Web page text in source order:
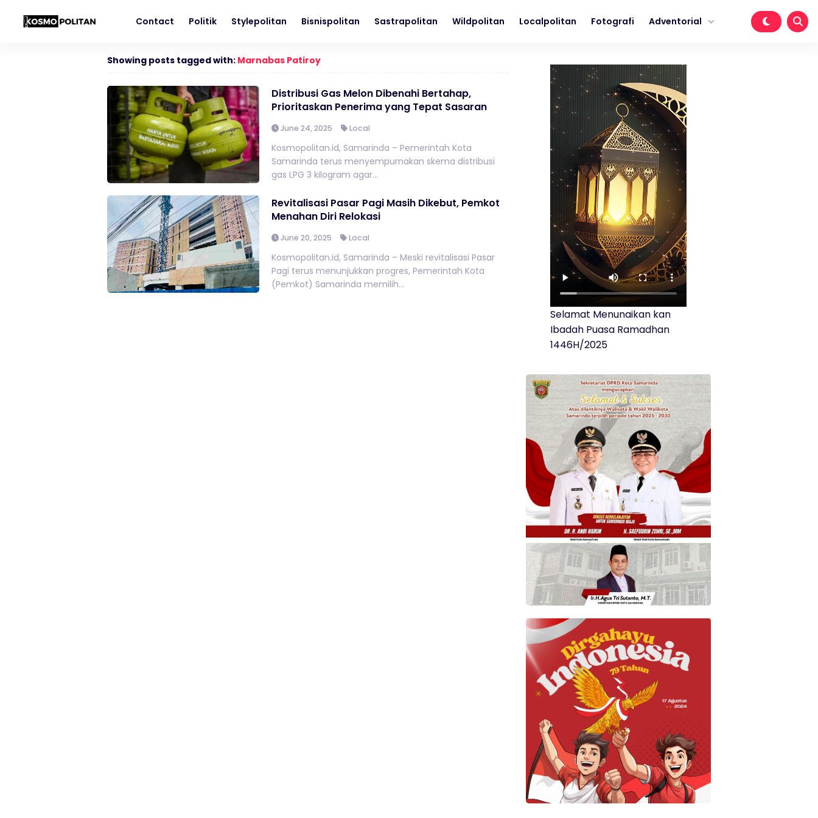
Contact Politik Stylepolitan Bisnispolitan Sastrapolitan Wildpolitan Localpolitan Fotografi Adventorial
Showing posts tagged with: Marnabas Patiroy
Distribusi Gas Melon Dibenahi Bertahap,
Prioritaskan Penerima yang Tepat Sasaran
June 24, 2025 Local
Kosmopolitan.id, Samarinda – Pemerintah Kota
Samarinda terus menyempurnakan skema distribusi
gas LPG 3 kilogram agar...
Revitalisasi Pasar Pagi Masih Dikebut, Pemkot
Menahan Diri Relokasi
June 20, 2025 Local
Kosmopolitan.id, Samarinda – Meski revitalisasi Pasar
Pagi terus menunjukkan progres, Pemerintah Kota
(Pemkot) Samarinda memilih...
Selamat Menunaikan kan
Ibadah Puasa Ramadhan
1446H/2025